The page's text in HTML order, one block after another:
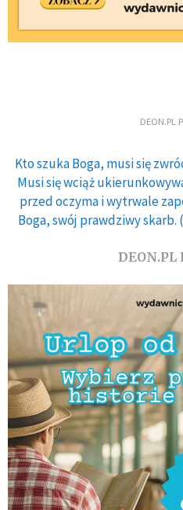
DEON.PL
Kto szuka Boga, musi się
Musi się wciąż
przed oczyma i wytrwale
Boga, swój prawdziwy skarb.
DEON.PL